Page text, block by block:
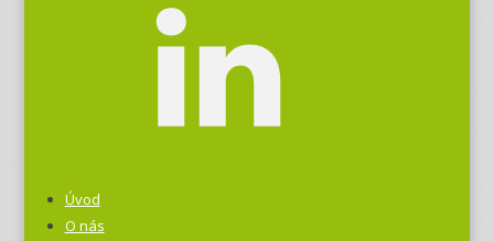
Úvod
O nás